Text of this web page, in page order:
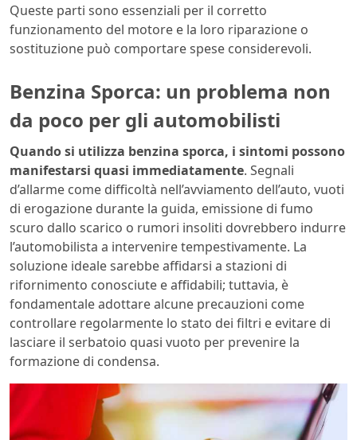
Queste parti sono essenziali per il corretto
funzionamento del motore e la loro riparazione o
sostituzione può comportare spese considerevoli.
Benzina Sporca: un problema non
da poco per gli automobilisti
Quando si utilizza benzina sporca, i sintomi possono
manifestarsi quasi immediatamente. Segnali
d’allarme come difficoltà nell’avviamento dell’auto, vuoti
di erogazione durante la guida, emissione di fumo
scuro dallo scarico o rumori insoliti dovrebbero indurre
l’automobilista a intervenire tempestivamente. La
soluzione ideale sarebbe affidarsi a stazioni di
rifornimento conosciute e affidabili; tuttavia, è
fondamentale adottare alcune precauzioni come
controllare regolarmente lo stato dei filtri e evitare di
lasciare il serbatoio quasi vuoto per prevenire la
formazione di condensa.